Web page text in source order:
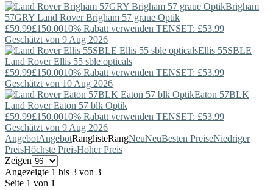
Brigham
57GRY Land RoverBrigham 57 graue Optik
£59.99£150.0010% Rabatt verwenden TENSET: £53.99
Geschätzt von 9 Aug 2026
Ellis 55SBLE
Land RoverEllis 55 sble opticals
£59.99£150.0010% Rabatt verwenden TENSET: £53.99
Geschätzt von 10 Aug 2026
Eaton 57BLK
Land RoverEaton 57 blk Optik
£59.99£150.0010% Rabatt verwenden TENSET: £53.99
Geschätzt von 9 Aug 2026
AngebotAngebotRanglisteRangNeuNeuBesten PreiseNiedriger
PreisHöchste PreisHoher Preis
Zeigen
Angezeigte 1 bis 3 von 3
Seite 1 von 1